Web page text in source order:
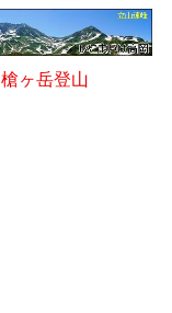
槍ヶ岳登山